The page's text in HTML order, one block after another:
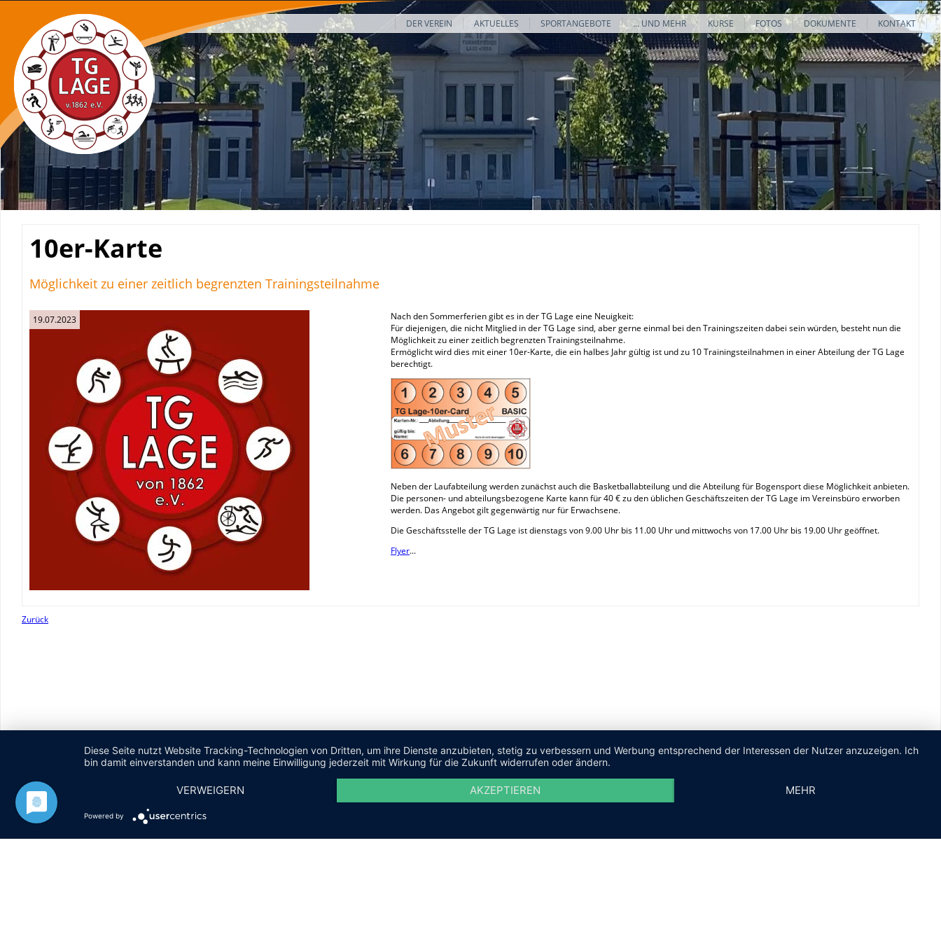
überspringen
DER VEREIN AKTUELLES SPORTANGEBOTE ... UND MEHR KURSE FOTOS DOKUMENTE KONTAKT
10er-Karte
Möglichkeit zu einer zeitlich begrenzten Trainingsteilnahme
19.07.2023
Nach den Sommerferien gibt es in der TG Lage eine Neuigkeit:
Für diejenigen, die nicht Mitglied in der TG Lage sind, aber gerne einmal bei den Trainingszeiten dabei sein würden, besteht nun die
Möglichkeit zu einer zeitlich begrenzten Trainingsteilnahme.
Ermöglicht wird dies mit einer 10er-Karte, die ein halbes Jahr gültig ist und zu 10 Trainingsteilnahmen in einer Abteilung der TG Lage
berechtigt.
Neben der Laufabteilung werden zunächst auch die Basketballabteilung und die Abteilung für Bogensport diese Möglichkeit anbieten.
Die personen- und abteilungsbezogene Karte kann für 40 € zu den üblichen Geschäftszeiten der TG Lage im Vereinsbüro erworben
werden. Das Angebot gilt gegenwärtig nur für Erwachsene.
Die Geschäftsstelle der TG Lage ist dienstags von 9.00 Uhr bis 11.00 Uhr und mittwochs von 17.00 Uhr bis 19.00 Uhr geöffnet.
Flyer...
Zurück
Navigation
überspringen
IMPRESSUM DATENSCHUTZERKLÄRUNG
Diese Seite nutzt Website Tracking-Technologien von Dritten, um ihre Dienste anzubieten, stetig zu verbessern und Werbung entsprechend der Interessen der Nutzer anzuzeigen. Ich
bin damit einverstanden und kann meine Einwilligung jederzeit mit Wirkung für die Zukunft widerrufen oder ändern.
VERWEIGERN AKZEPTIEREN MEHR
Powered by